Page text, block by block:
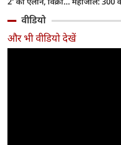
अधूरी मोहब्बत की
कहानी पूरी करने
पर नजर
वीडियो
और भी वीडियो देखें